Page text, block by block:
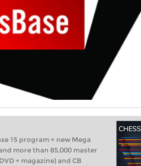
15 program + new Mega
more than 85,000 master
+ magazine) and CB